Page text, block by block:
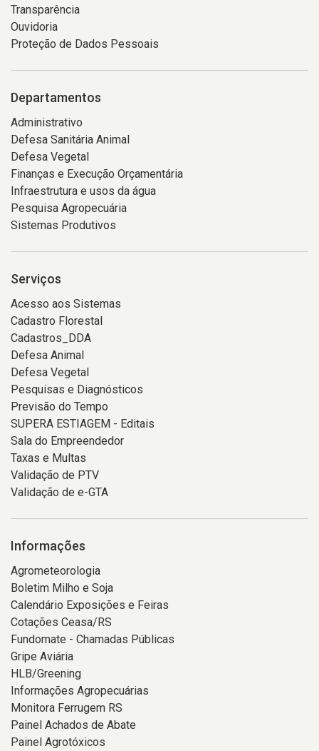
Transparência
Ouvidoria
Proteção de Dados Pessoais
Departamentos
Administrativo
Defesa Sanitária Animal
Defesa Vegetal
Finanças e Execução Orçamentária
Infraestrutura e usos da água
Pesquisa Agropecuária
Sistemas Produtivos
Serviços
Acesso aos Sistemas
Cadastro Florestal
Cadastros_DDA
Defesa Animal
Defesa Vegetal
Pesquisas e Diagnósticos
Previsão do Tempo
SUPERA ESTIAGEM - Editais
Sala do Empreendedor
Taxas e Multas
Validação de PTV
Validação de e-GTA
Informações
Agrometeorologia
Boletim Milho e Soja
Calendário Exposições e Feiras
Cotações Ceasa/RS
Fundomate - Chamadas Públicas
Gripe Aviária
HLB/Greening
Informações Agropecuárias
Monitora Ferrugem RS
Painel Achados de Abate
Painel Agrotóxicos